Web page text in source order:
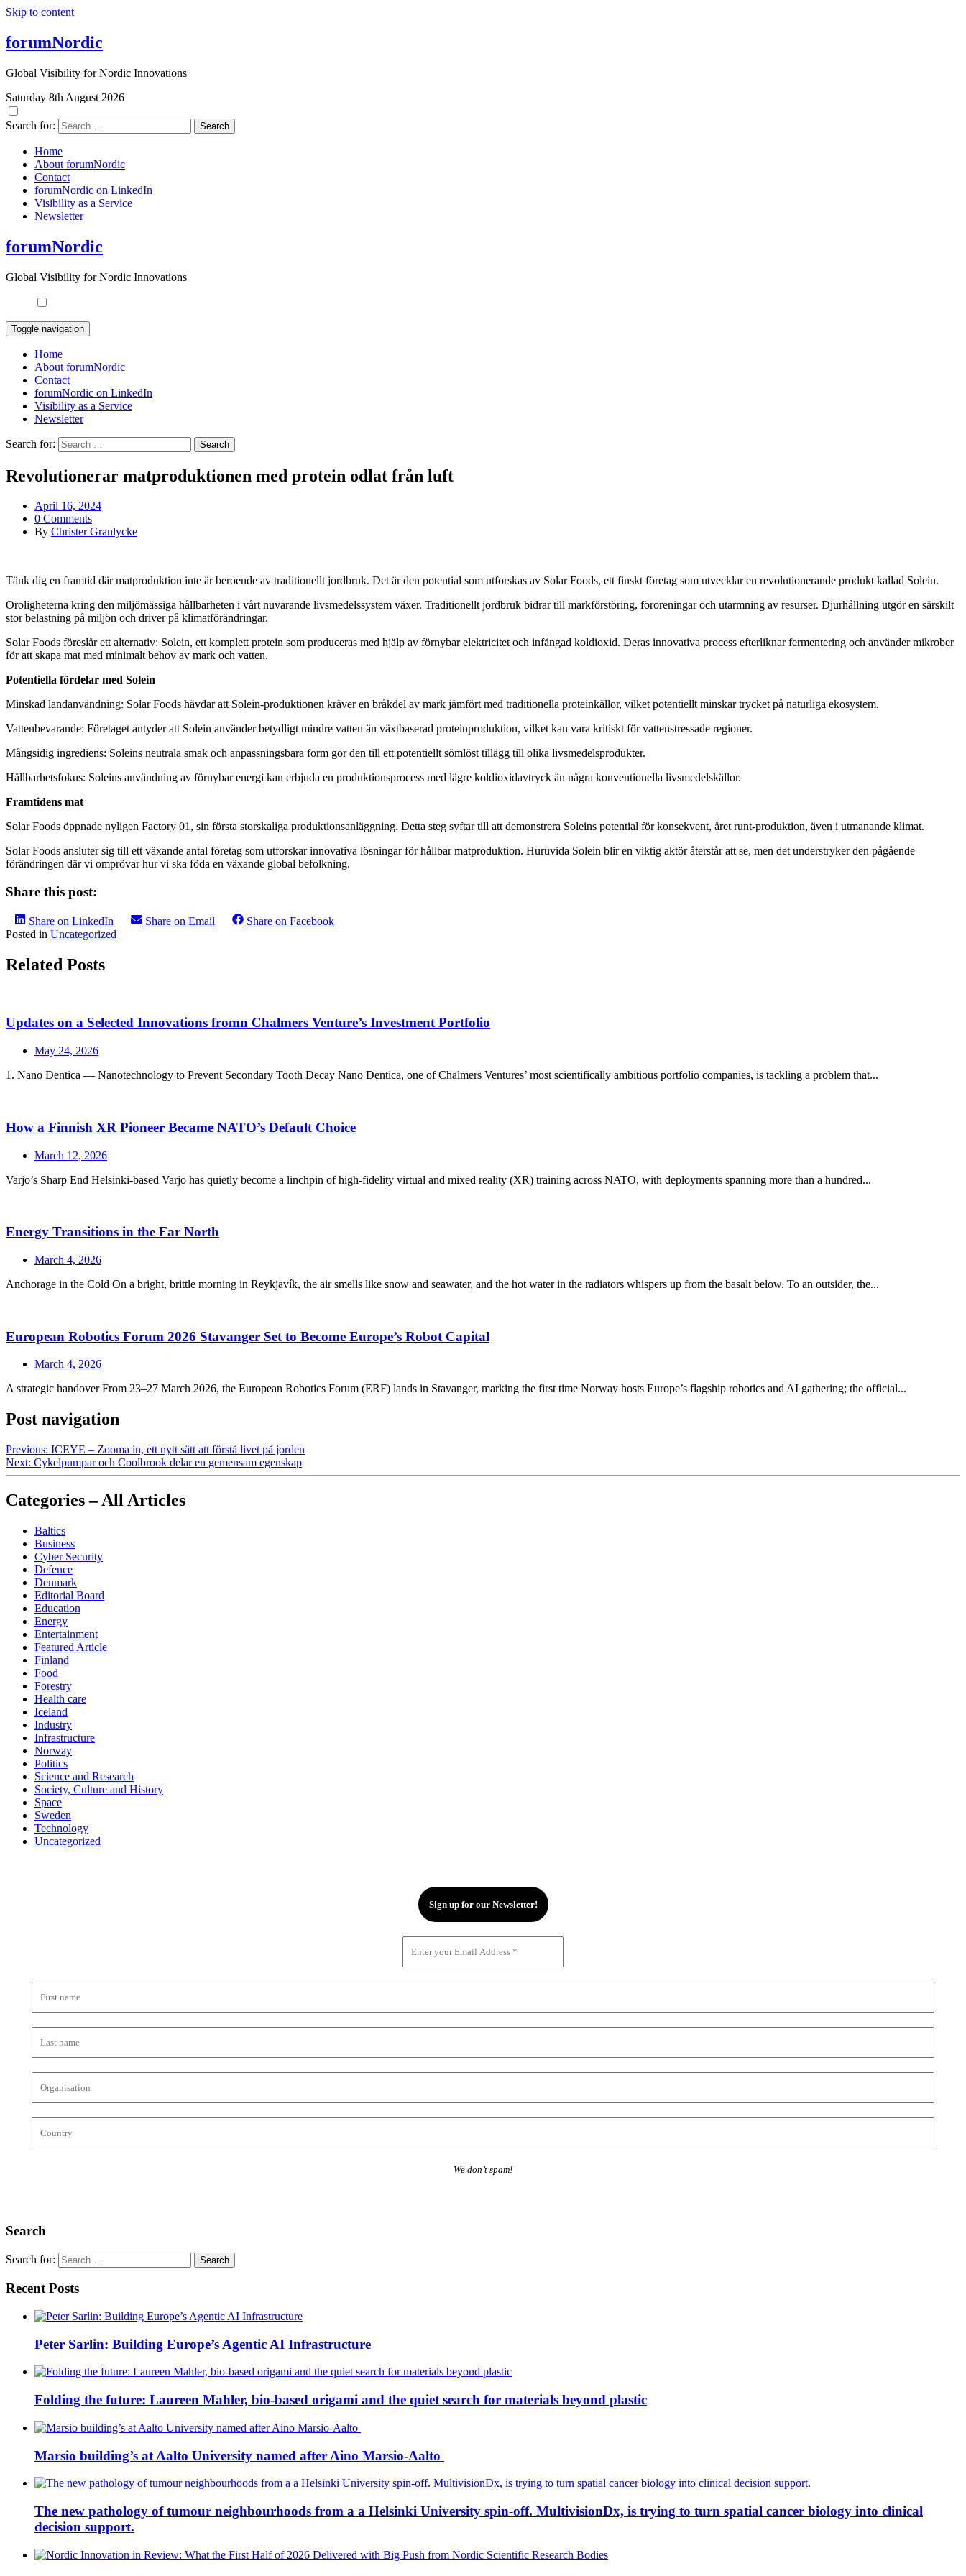
Skip to content
forumNordic
Global Visibility for Nordic Innovations
Saturday 8th August 2026
Search for:
Home
About forumNordic
Contact
forumNordic on LinkedIn
Visibility as a Service
Newsletter
forumNordic
Global Visibility for Nordic Innovations
Toggle navigation
Home
About forumNordic
Contact
forumNordic on LinkedIn
Visibility as a Service
Newsletter
Search for:
Revolutionerar matproduktionen med protein odlat från luft
April 16, 2024
0 Comments
By Christer Granlycke
Tänk dig en framtid där matproduktion inte är beroende av traditionellt jordbruk. Det är den potential som utforskas av Solar Foods, ett finskt företag som utvecklar en revolutionerande produkt kallad Solein.
Oroligheterna kring den miljömässiga hållbarheten i vårt nuvarande livsmedelssystem växer. Traditionellt jordbruk bidrar till markförstöring, föroreningar och utarmning av resurser. Djurhållning utgör en särskilt
stor belastning på miljön och driver på klimatförändringar.
Solar Foods föreslår ett alternativ: Solein, ett komplett protein som produceras med hjälp av förnybar elektricitet och infångad koldioxid. Deras innovativa process efterliknar fermentering och använder mikrober
för att skapa mat med minimalt behov av mark och vatten.
Potentiella fördelar med Solein
Minskad landanvändning: Solar Foods hävdar att Solein-produktionen kräver en bråkdel av mark jämfört med traditionella proteinkällor, vilket potentiellt minskar trycket på naturliga ekosystem.
Vattenbevarande: Företaget antyder att Solein använder betydligt mindre vatten än växtbaserad proteinproduktion, vilket kan vara kritiskt för vattenstressade regioner.
Mångsidig ingrediens: Soleins neutrala smak och anpassningsbara form gör den till ett potentiellt sömlöst tillägg till olika livsmedelsprodukter.
Hållbarhetsfokus: Soleins användning av förnybar energi kan erbjuda en produktionsprocess med lägre koldioxidavtryck än några konventionella livsmedelskällor.
Framtidens mat
Solar Foods öppnade nyligen Factory 01, sin första storskaliga produktionsanläggning. Detta steg syftar till att demonstrera Soleins potential för konsekvent, året runt-produktion, även i utmanande klimat.
Solar Foods ansluter sig till ett växande antal företag som utforskar innovativa lösningar för hållbar matproduktion. Huruvida Solein blir en viktig aktör återstår att se, men det understryker den pågående
förändringen där vi omprövar hur vi ska föda en växande global befolkning.
Share this post:
Share on LinkedIn Share on Email
Share on Facebook
Posted in Uncategorized
Related Posts
Updates on a Selected Innovations fromn Chalmers Venture’s Investment Portfolio
May 24, 2026
1. Nano Dentica — Nanotechnology to Prevent Secondary Tooth Decay Nano Dentica, one of Chalmers Ventures’ most scientifically ambitious portfolio companies, is tackling a problem that...
How a Finnish XR Pioneer Became NATO’s Default Choice
March 12, 2026
Varjo’s Sharp End Helsinki-based Varjo has quietly become a linchpin of high‑fidelity virtual and mixed reality (XR) training across NATO, with deployments spanning more than a hundred...
Energy Transitions in the Far North
March 4, 2026
Anchorage in the Cold On a bright, brittle morning in Reykjavík, the air smells like snow and seawater, and the hot water in the radiators whispers up from the basalt below. To an outsider, the...
European Robotics Forum 2026 Stavanger Set to Become Europe’s Robot Capital
March 4, 2026
A strategic handover From 23–27 March 2026, the European Robotics Forum (ERF) lands in Stavanger, marking the first time Norway hosts Europe’s flagship robotics and AI gathering; the official...
Post navigation
Previous: ICEYE – Zooma in, ett nytt sätt att förstå livet på jorden
Next: Cykelpumpar och Coolbrook delar en gemensam egenskap
Categories – All Articles
Baltics
Business
Cyber Security
Defence
Denmark
Editorial Board
Education
Energy
Entertainment
Featured Article
Finland
Food
Forestry
Health care
Iceland
Industry
Infrastructure
Norway
Politics
Science and Research
Society, Culture and History
Space
Sweden
Technology
Uncategorized
We don’t spam!
Search
Search for:
Recent Posts
Peter Sarlin: Building Europe’s Agentic AI Infrastructure
Folding the future: Laureen Mahler, bio-based origami and the quiet search for materials beyond plastic
Marsio building’s at Aalto University named after Aino Marsio-Aalto
The new pathology of tumour neighbourhoods from a a Helsinki University spin-off. MultivisionDx, is trying to turn spatial cancer biology into clinical
decision support.